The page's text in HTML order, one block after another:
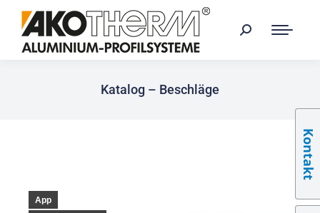
Katalog – Beschläge
App
Kontakt